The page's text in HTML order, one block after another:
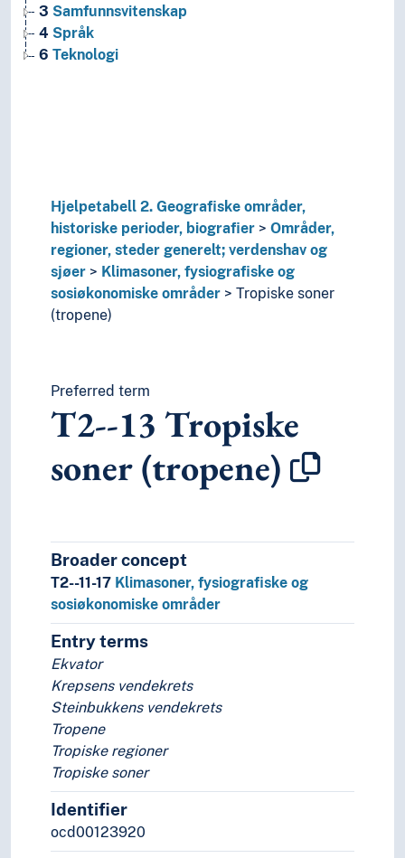
3 Samfunnsvitenskap
4 Språk
6 Teknologi
Hjelpetabell 2. Geografiske områder,
historiske perioder, biografier
Områder,
regioner, steder generelt; verdenshav og
sjøer
Klimasoner, fysiografiske og
sosiøkonomiske områder
Tropiske soner
(tropene)
Preferred term
T2--13 Tropiske
soner (tropene)
Broader concept
T2--11-17 Klimasoner, fysiografiske og
sosiøkonomiske områder
Entry terms
Ekvator
Krepsens vendekrets
Steinbukkens vendekrets
Tropene
Tropiske regioner
Tropiske soner
Identifier
ocd00123920